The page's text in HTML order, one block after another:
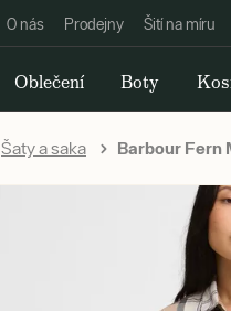
O nás Prodejny Šití na míru
Oblečení Boty
Šaty a saka Barbour Fern